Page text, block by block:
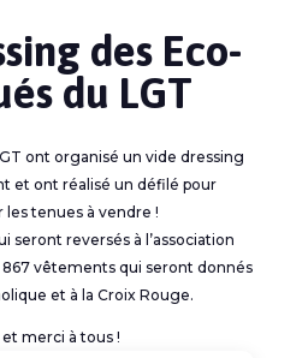
des Eco-
du LGT
ont organisé un vide dressing
et ont réalisé un défilé pour
les tenues à vendre !
seront reversés à l’association
vêtements qui seront donnés
et à la Croix Rouge.
et merci à tous !